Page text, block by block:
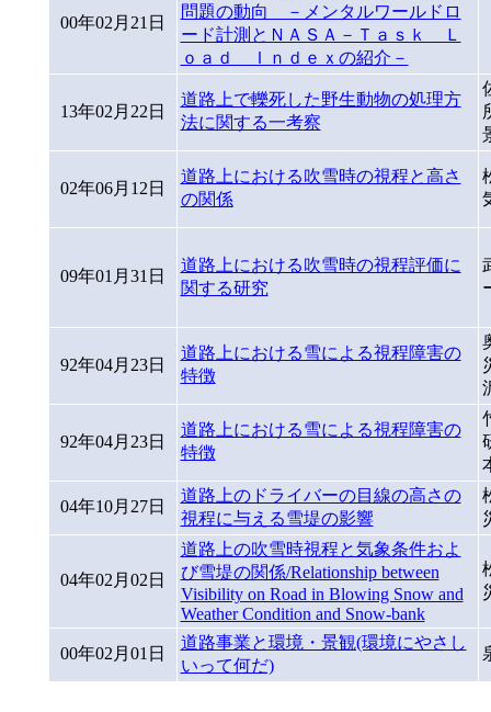
00年02月21日
問題の動向 －メンタルワールドロ
ード計測とＮＡＳＡ－Ｔａｓｋ Ｌ
ｏａｄ Ｉｎｄｅｘの紹介－
13年02月22日
道路上で轢死した野生動物の処理方
法に関する一考察
02年06月12日
道路上における吹雪時の視程と高さ
の関係
09年01月31日
道路上における吹雪時の視程評価に
関する研究
92年04月23日
道路上における雪による視程障害の
特徴
92年04月23日
道路上における雪による視程障害の
特徴
04年10月27日
道路上のドライバーの目線の高さの
視程に与える雪堤の影響
04年02月02日
道路上の吹雪時視程と気象条件およ
び雪堤の関係/Relationship between
Visibility on Road in Blowing Snow and
Weather Condition and Snow-bank
00年02月01日
道路事業と環境・景観(環境にやさし
いって何だ)